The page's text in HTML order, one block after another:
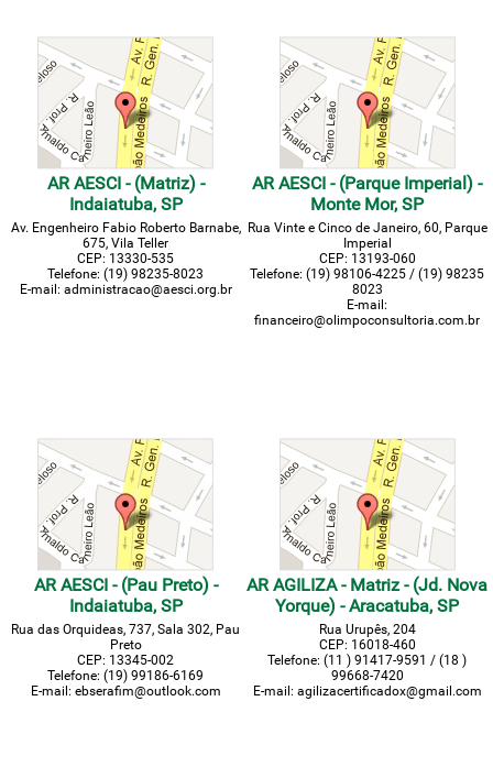
AR AESCI - (Matriz) -
Indaiatuba, SP
Av. Engenheiro Fabio Roberto Barnabe,
675, Vila Teller
CEP: 13330-535
Telefone: (19) 98235-8023
E-mail: administracao@aesci.org.br
AR AESCI - (Parque Imperial) -
Monte Mor, SP
Rua Vinte e Cinco de Janeiro, 60, Parque
Imperial
CEP: 13193-060
Telefone: (19) 98106-4225 / (19) 98235
8023
E-mail:
financeiro@olimpoconsultoria.com.br
AR AESCI - (Pau Preto) -
Indaiatuba, SP
Rua das Orquideas, 737, Sala 302, Pau
Preto
CEP: 13345-002
Telefone: (19) 99186-6169
E-mail: ebserafim@outlook.com
AR AGILIZA - Matriz - (Jd. Nova
Yorque) - Aracatuba, SP
Rua Urupês, 204
CEP: 16018-460
Telefone: (11 ) 91417-9591 / (18 )
99668-7420
E-mail: agilizacertificadox@gmail.com